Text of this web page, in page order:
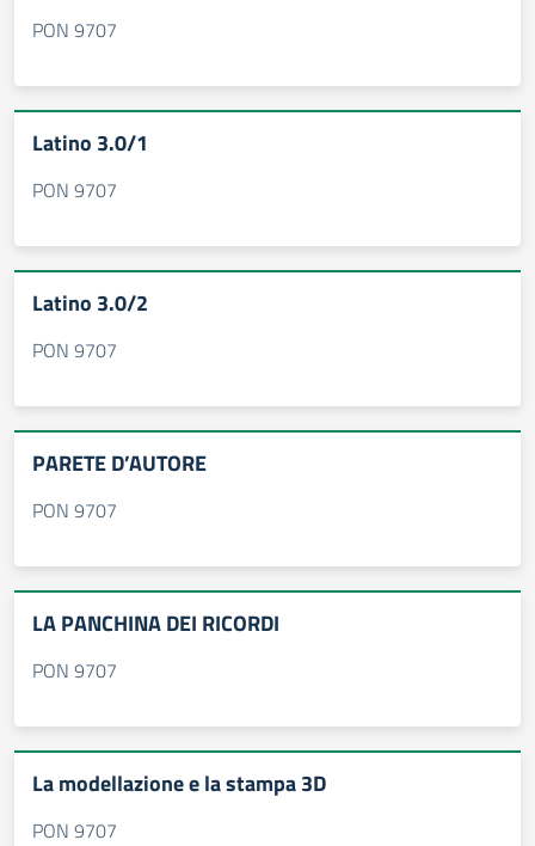
PON 9707
Latino 3.0/1
PON 9707
Latino 3.0/2
PON 9707
PARETE D’AUTORE
PON 9707
LA PANCHINA DEI RICORDI
PON 9707
La modellazione e la stampa 3D
PON 9707